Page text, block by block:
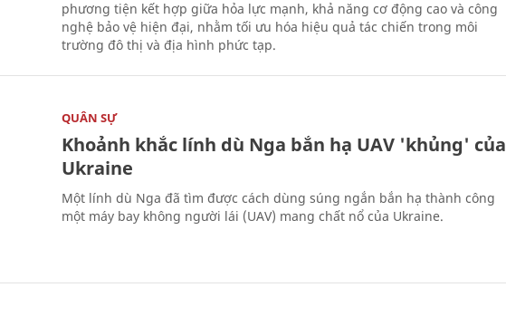
phương tiện kết hợp giữa hỏa lực mạnh, khả năng cơ động cao và công
nghệ bảo vệ hiện đại, nhằm tối ưu hóa hiệu quả tác chiến trong môi
trường đô thị và địa hình phức tạp.
QUÂN SỰ
Khoảnh khắc lính dù Nga bắn hạ UAV 'khủng' của
Ukraine
Một lính dù Nga đã tìm được cách dùng súng ngắn bắn hạ thành công
một máy bay không người lái (UAV) mang chất nổ của Ukraine.